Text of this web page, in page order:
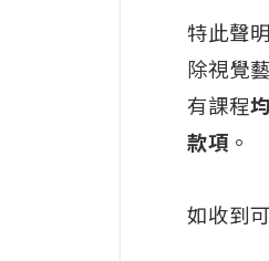
特此聲
除視覺
有課程
款項 。
如收到